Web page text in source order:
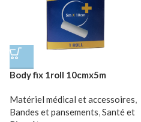
Body fix 1roll 10cmx5m
Matériel médical et accessoires,
Bandes et pansements,Santé et